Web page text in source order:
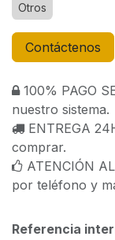
Otros
Contáctenos
100% PAGO
nuestro sistema.
ENTREGA
comprar.
ATENCIÓN
por teléfono y
Referencia